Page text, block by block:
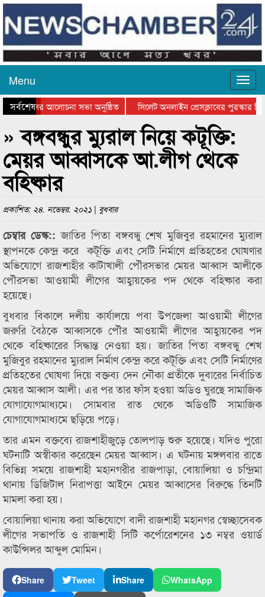
Menu
সর্বশেষ
দিবসের আলোচনা সভা অনুষ্ঠিত
সিলেট অনলাইন প্রেসক্লাবের পুরস্কার
কানাইঘাটের কিশোর আহাদের খুনি
» বঙ্গবন্ধুর ম্যুরাল নিয়ে কটূক্তি:
মেয়র আব্বাসকে আ.লীগ থেকে
বহিষ্কার
প্রকাশিত: ২৪. নভেম্বর. ২০২১ | বুধবার
চেম্বার ডেস্ক::জাতির পিতা বঙ্গবন্ধু শেখ মুজিবুর রহমানের ম্যুরাল
স্থাপনকে কেন্দ্র করে কটূক্তি এবং সেটি নির্মাণে প্রতিহতের ঘোষণার
অভিযোগে রাজশাহীর কাটাখালী পৌরসভার মেয়র আব্বাস আলীকে
পৌরসভা আওয়ামী লীগের আহ্বায়কের পদ থেকে বহিষ্কার করা
হয়েছে।
বুধবার বিকালে দলীয় কার্যালয়ে পবা উপজেলা আওয়ামী লীগের
জরুরি বৈঠকে আব্বাসকে পৌর আওয়ামী লীগের আহ্বায়কের পদ
থেকে বহিষ্কারের সিদ্ধান্ত নেওয়া হয়। জাতির পিতা বঙ্গবন্ধু শেখ
মুজিবুর রহমানের ম্যুরাল নির্মাণ কেন্দ্র করে কটূক্তি এবং সেটি নির্মাণের
প্রতিহতের ঘোষণা দিয়ে বক্তব্য দেন নৌকা প্রতীকে দুবারের নির্বাচিত
মেয়র আব্বাস আলী। এর পর তার ফাঁস হওয়া অডিও ঘুরছে সামাজিক
যোগাযোগমাধ্যমে। সোমবার রাত থেকে অডিওটি সামাজিক
যোগাযোগমাধ্যমে ছড়িয়ে পড়ে।
তার এমন বক্তব্যে রাজশাহীজুড়ে তোলপাড় শুরু হয়েছে। যদিও পুরো
ঘটনাটি অস্বীকার করেছেন মেয়র আব্বাস। এ ঘটনায় মঙ্গলবার রাতে
বিভিন্ন সময়ে রাজশাহী মহানগরীর রাজপাড়া, বোয়ালিয়া ও চন্দ্রিমা
থানায় ডিজিটাল নিরাপত্তা আইনে মেয়র আব্বাসের বিরুদ্ধে তিনটি
মামলা করা হয়।
বোয়ালিয়া থানায় করা অভিযোগে বাদী রাজশাহী মহানগর স্বেচ্ছাসেবক
লীগের সভাপতি ও রাজশাহী সিটি কর্পোরেশনের ১৩ নম্বর ওয়ার্ড
কাউন্সিলর আব্দুল মোমিন।
Share Tweet Share
WhatsApp